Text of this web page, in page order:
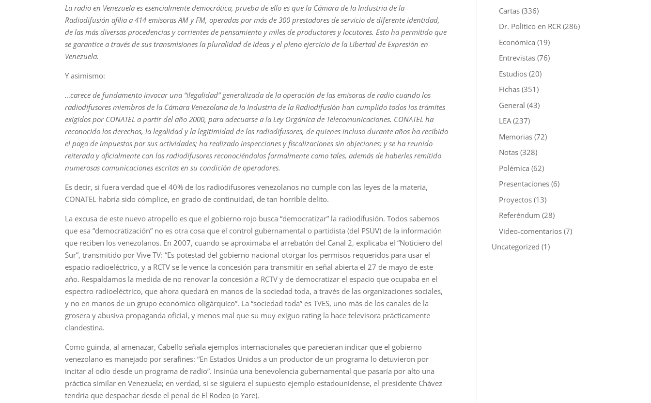
La radio en Venezuela es esencialmente democrática, prueba de ello es que la Cámara de la Industria de la
Radiodifusión afilia a 414 emisoras AM y FM, operadas por más de 300 prestadores de servicio de diferente identidad,
de las más diversas procedencias y corrientes de pensamiento y miles de productores y locutores. Esto ha permitido que
se garantice a través de sus transmisiones la pluralidad de ideas y el pleno ejercicio de la Libertad de Expresión en
Venezuela.
Y asimismo:
…carece de fundamento invocar una “ilegalidad” generalizada de la operación de las emisoras de radio cuando los
radiodifusores miembros de la Cámara Venezolana de la Industria de la Radiodifusión han cumplido todos los trámites
exigidos por CONATEL a partir del año 2000, para adecuarse a la Ley Orgánica de Telecomunicaciones. CONATEL ha
reconocido los derechos, la legalidad y la legitimidad de los radiodifusores, de quienes incluso durante años ha recibido
el pago de impuestos por sus actividades; ha realizado inspecciones y fiscalizaciones sin objeciones; y se ha reunido
reiterada y oficialmente con los radiodifusores reconociéndolos formalmente como tales, además de haberles remitido
numerosas comunicaciones escritas en su condición de operadores.
Es decir, si fuera verdad que el 40% de los radiodifusores venezolanos no cumple con las leyes de la materia,
CONATEL habría sido cómplice, en grado de continuidad, de tan horrible delito.
La excusa de este nuevo atropello es que el gobierno rojo busca “democratizar” la radiodifusión. Todos sabemos
que esa “democratización” no es otra cosa que el control gubernamental o partidista (del PSUV) de la información
que reciben los venezolanos. En 2007, cuando se aproximaba el arrebatón del Canal 2, explicaba el “Noticiero del
Sur”, transmitido por Vive TV: “Es potestad del gobierno nacional otorgar los permisos requeridos para usar el
espacio radioeléctrico, y a RCTV se le vence la concesión para transmitir en señal abierta el 27 de mayo de este
año. Respaldamos la medida de no renovar la concesión a RCTV y de democratizar el espacio que ocupaba en el
espectro radioeléctrico, que ahora quedará en manos de la sociedad toda, a través de las organizaciones sociales,
y no en manos de un grupo económico oligárquico”. La “sociedad toda” es TVES, uno más de los canales de la
grosera y abusiva propaganda oficial, y menos mal que su muy exiguo rating la hace televisora prácticamente
clandestina.
Como guinda, al amenazar, Cabello señala ejemplos internacionales que parecieran indicar que el gobierno
venezolano es manejado por serafines: “En Estados Unidos a un productor de un programa lo detuvieron por
incitar al odio desde un programa de radio”. Insinúa una benevolencia gubernamental que pasaría por alto una
práctica similar en Venezuela; en verdad, si se siguiera el supuesto ejemplo estadounidense, el presidente Chávez
tendría que despachar desde el penal de El Rodeo (o Yare).
Cartas (336)
Dr. Político en RCR (286)
Económica (19)
Entrevistas (76)
Estudios (20)
Fichas (351)
General (43)
LEA(237)
Memorias (72)
Notas (328)
Polémica (62)
Presentaciones (6)
Proyectos (13)
Referéndum (28)
Video-comentarios (7)
Uncategorized (1)